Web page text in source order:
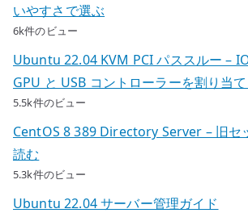
いやすさで選ぶ
6k件のビュー
Ubuntu 22.04 KVM PCI パススルー –
GPU と USB コントローラーを割り当
5.5k件のビュー
CentOS 8 389 Directory Server – 旧セ
読む
5.3k件のビュー
Ubuntu 22.04 サーバー管理ガイド